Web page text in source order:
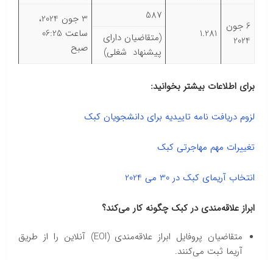
6 جون
2024
1.281
587
3 جون 2024،
ساعت 06:25
صبح
(متقاضیان دارای
پیشنهاد شغلی)
برای اطلاعات بیشتر بخوانید:
لزوم دریافت نامه تاییدیه برای دانشجویان کبک
تغییرات مهم مهاجرتی کبک
انتخاب آریمای کبک در 30 می 2024
ابراز علاقه‌مندی در کبک چگونه کار می‌کند؟
متقاضیان پروفایل ابراز علاقه‌مندی (EOI) آنلاین را از طریق
آریما ثبت می‌کنند.